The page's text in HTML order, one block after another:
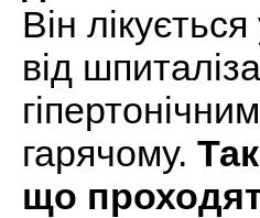
Він
від
гарячому.
що